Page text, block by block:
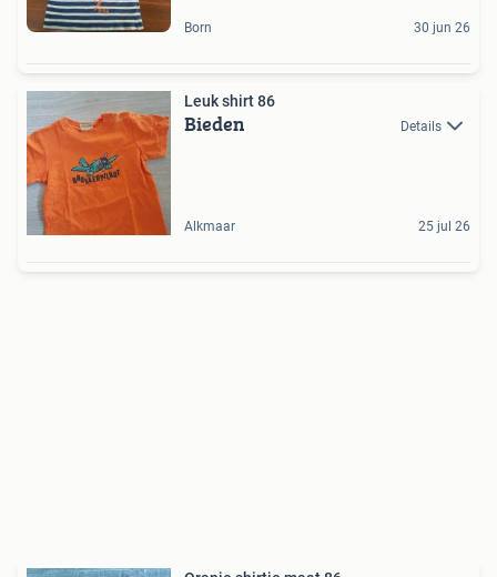
Born 30 jun 26
Leuk shirt 86
Bieden Details
Alkmaar 25 jul 26